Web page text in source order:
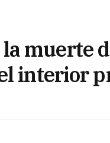
muerte
interior